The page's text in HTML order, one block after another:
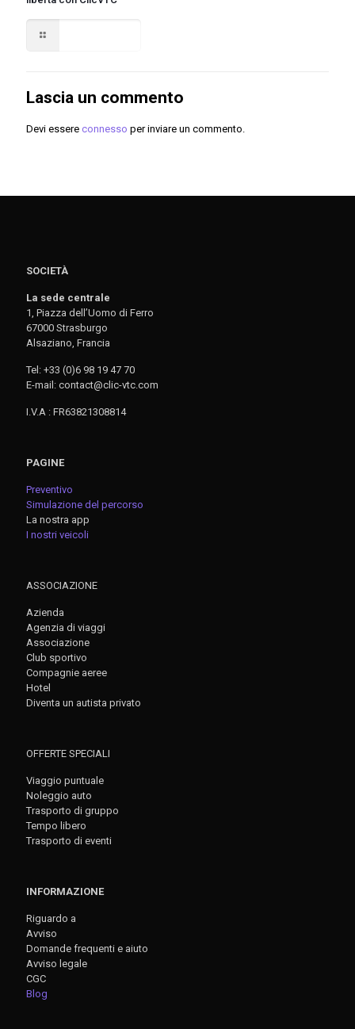
Lascia un commento
Devi essere connesso per inviare un commento.
SOCIETÀ
La sede centrale
1, Piazza dell’Uomo di Ferro
67000 Strasburgo
Alsaziano, Francia
Tel: +33 (0)6 98 19 47 70
E-mail: contact@clic-vtc.com
I.V.A : FR63821308814
PAGINE
Preventivo
Simulazione del percorso
La nostra app
I nostri veicoli
ASSOCIAZIONE
Azienda
Agenzia di viaggi
Associazione
Club sportivo
Compagnie aeree
Hotel
Diventa un autista privato
OFFERTE SPECIALI
Viaggio puntuale
Noleggio auto
Trasporto di gruppo
Tempo libero
Trasporto di eventi
INFORMAZIONE
Riguardo a
Avviso
Domande frequenti e aiuto
Avviso legale
CGC
Blog